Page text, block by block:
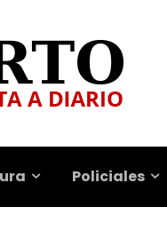
Policiales